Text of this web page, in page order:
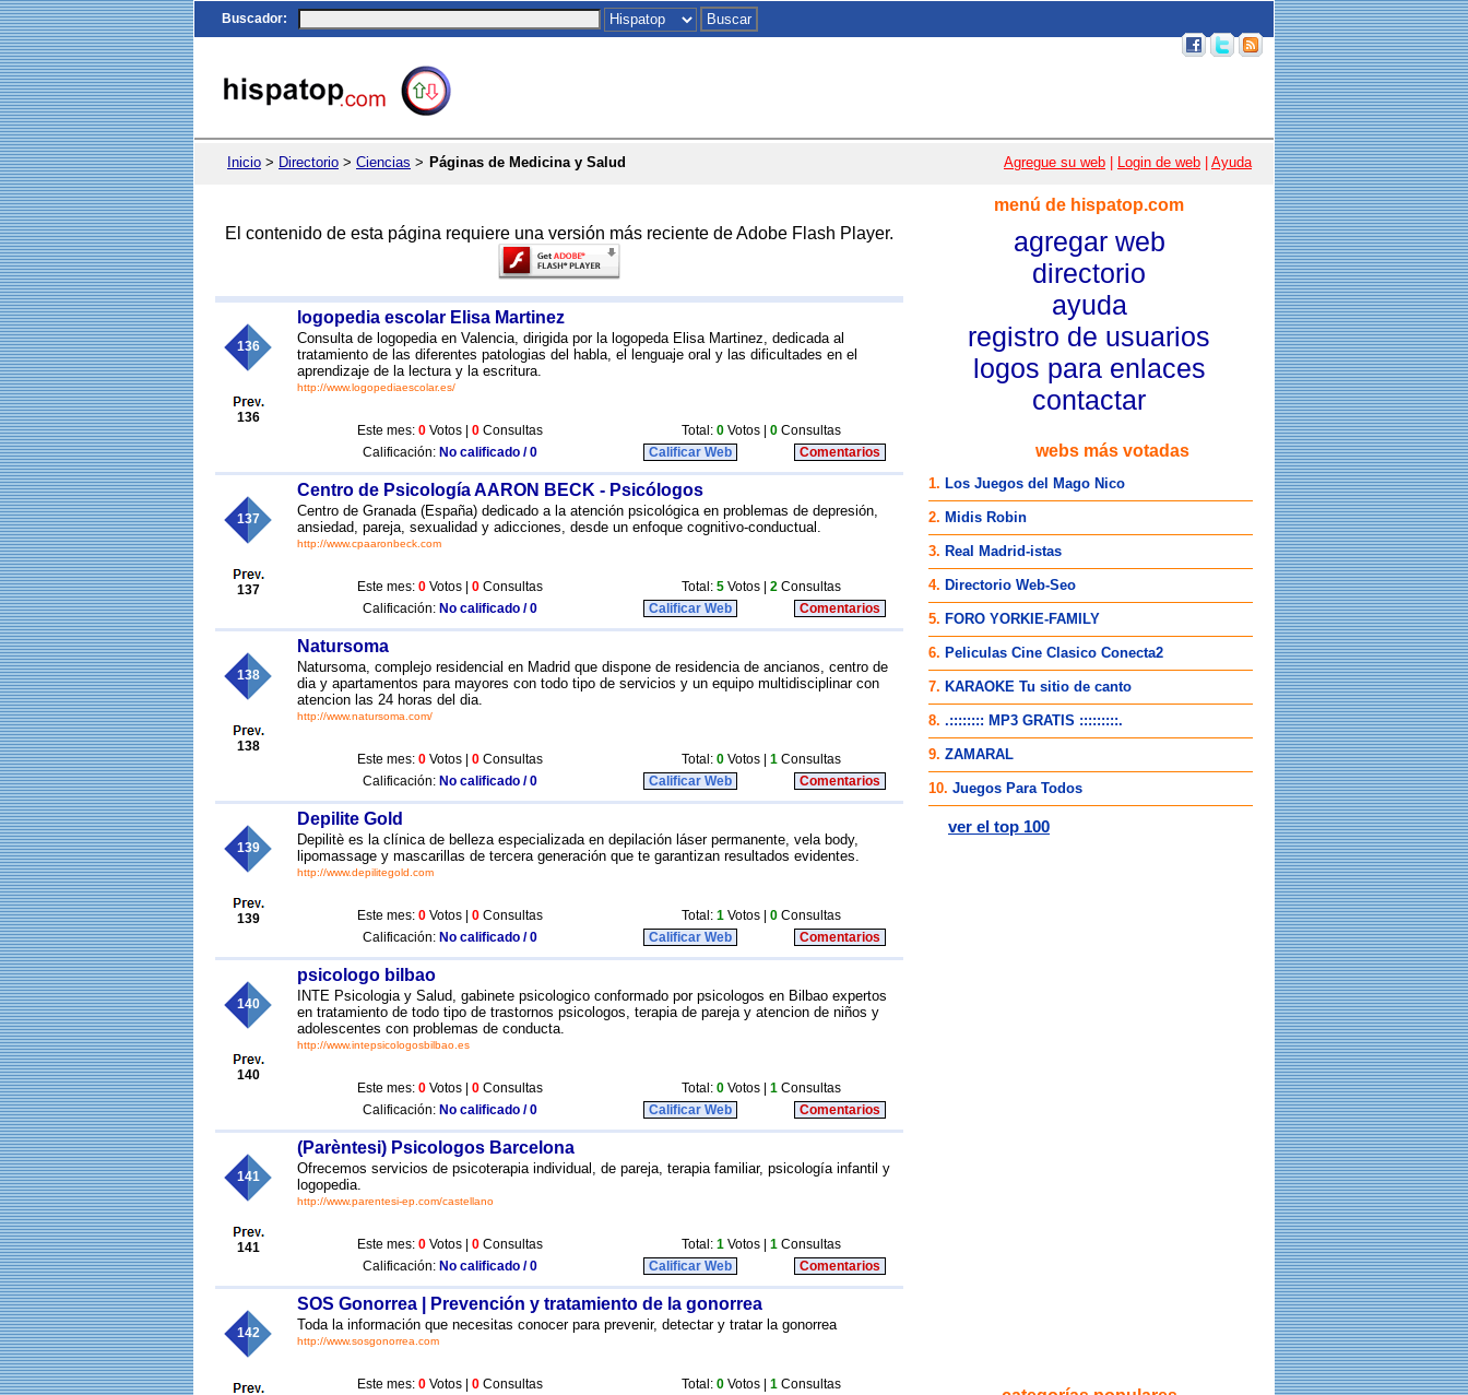
Buscador:
Inicio > Directorio > Ciencias > Páginas de Medicina y Salud Agregue su web Login de web Ayuda
El contenido de esta página requiere una versión más reciente de Adobe Flash Player.
136
136
logopedia escolar Elisa Martinez
Consulta de logopedia en Valencia, dirigida por la logopeda Elisa Martinez, dedicada al
tratamiento de las diferentes patologias del habla, el lenguaje oral y las dificultades en el
aprendizaje de la lectura y la escritura.
http://www.logopediaescolar.es/
Este mes: 0 Votos | 0 Consultas Total: 0 Votos | 0 Consultas
Calificación: No calificado / 0 Calificar Web Comentarios
137
137
Centro de Psicología AARON BECK - Psicólogos
Centro de Granada (España) dedicado a la atención psicológica en problemas de depresión,
ansiedad, pareja, sexualidad y adicciones, desde un enfoque cognitivo-conductual.
http://www.cpaaronbeck.com
Este mes: 0 Votos | 0 Consultas Total: 5 Votos | 2 Consultas
Calificación: No calificado / 0 Calificar Web Comentarios
138
138
Natursoma
Natursoma, complejo residencial en Madrid que dispone de residencia de ancianos, centro de
dia y apartamentos para mayores con todo tipo de servicios y un equipo multidisciplinar con
atencion las 24 horas del dia.
http://www.natursoma.com/
Este mes: 0 Votos | 0 Consultas Total: 0 Votos | 1 Consultas
Calificación: No calificado / 0 Calificar Web Comentarios
139
139
Depilite Gold
Depilitè es la clínica de belleza especializada en depilación láser permanente, vela body,
lipomassage y mascarillas de tercera generación que te garantizan resultados evidentes.
http://www.depilitegold.com
Este mes: 0 Votos | 0 Consultas Total: 1 Votos | 0 Consultas
Calificación: No calificado / 0 Calificar Web Comentarios
140
140
psicologo bilbao
INTE Psicologia y Salud, gabinete psicologico conformado por psicologos en Bilbao expertos
en tratamiento de todo tipo de trastornos psicologos, terapia de pareja y atencion de niños y
adolescentes con problemas de conducta.
http://www.intepsicologosbilbao.es
Este mes: 0 Votos | 0 Consultas Total: 0 Votos | 1 Consultas
Calificación: No calificado / 0 Calificar Web Comentarios
141
141
(Parèntesi) Psicologos Barcelona
Ofrecemos servicios de psicoterapia individual, de pareja, terapia familiar, psicología infantil y
logopedia.
http://www.parentesi-ep.com/castellano
Este mes: 0 Votos | 0 Consultas Total: 1 Votos | 1 Consultas
Calificación: No calificado / 0 Calificar Web Comentarios
142
SOS Gonorrea | Prevención y tratamiento de la gonorrea
Toda la información que necesitas conocer para prevenir, detectar y tratar la gonorrea
http://www.sosgonorrea.com
Este mes: 0 Votos | 0 Consultas Total: 0 Votos | 1 Consultas